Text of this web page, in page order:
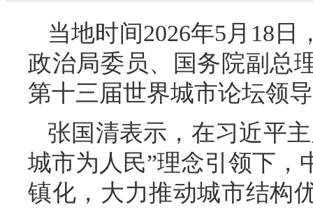
当地时间2026年5月18
政治局委员、国务院副总
第十三届世界城市论坛领
张国清表示，在习近平
城市为人民”理念引领下，
镇化，大力推动城市结构